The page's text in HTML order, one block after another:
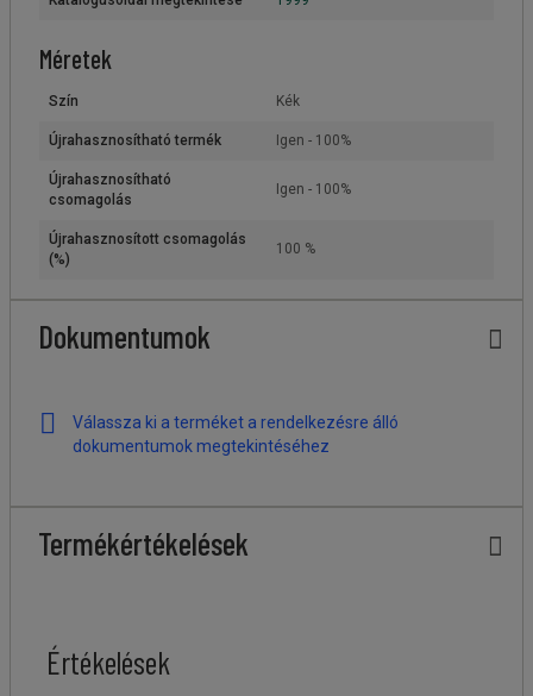
Méretek
Szín Kék
Újrahasznosítható termék Igen - 100%
Újrahasznosítható
csomagolás
Igen - 100%
Újrahasznosított csomagolás
(%)
100 %
Dokumentumok
Válassza ki a terméket a rendelkezésre álló
dokumentumok megtekintéséhez
Termékértékelések